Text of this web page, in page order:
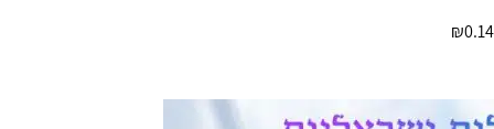
₪0.14